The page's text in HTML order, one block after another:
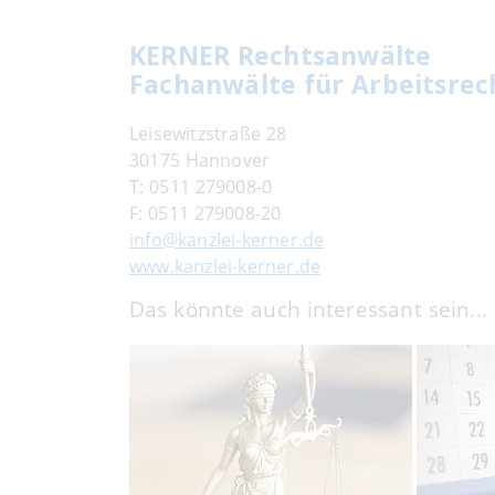
KERNER Rechtsanwälte
Fachanwälte für
Leisewitzstraße 28
30175 Hannover
T: 0511 279008-0
F: 0511 279008-20
info@kanzlei-kerner.de
www.kanzlei-kerner.de
Das könnte auch interessant sein...